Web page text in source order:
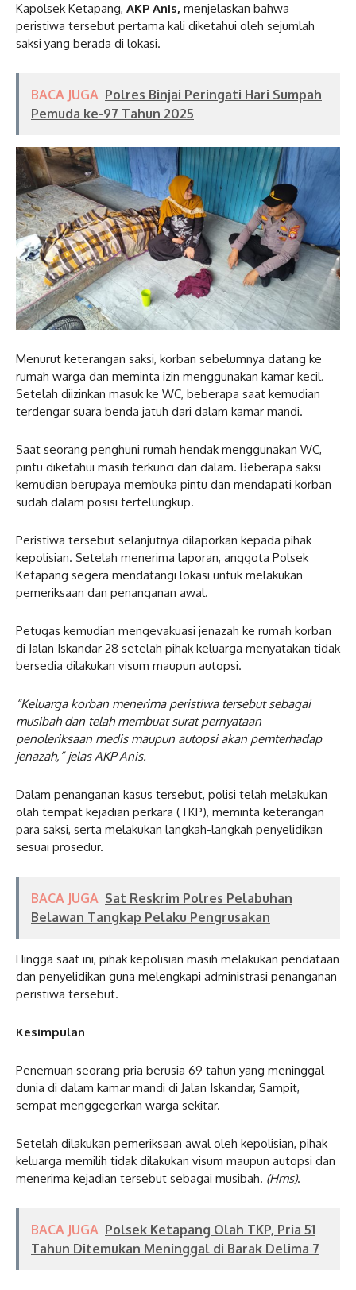
Kapolsek Ketapang, AKP Anis, menjelaskan bahwa
peristiwa tersebut pertama kali diketahui oleh sejumlah
saksi yang berada di lokasi.
BACA JUGA Polres Binjai Peringati Hari Sumpah
Pemuda ke-97 Tahun 2025
Menurut keterangan saksi, korban sebelumnya datang ke
rumah warga dan meminta izin menggunakan kamar kecil.
Setelah diizinkan masuk ke WC, beberapa saat kemudian
terdengar suara benda jatuh dari dalam kamar mandi.
Saat seorang penghuni rumah hendak menggunakan WC,
pintu diketahui masih terkunci dari dalam. Beberapa saksi
kemudian berupaya membuka pintu dan mendapati korban
sudah dalam posisi tertelungkup.
Peristiwa tersebut selanjutnya dilaporkan kepada pihak
kepolisian. Setelah menerima laporan, anggota Polsek
Ketapang segera mendatangi lokasi untuk melakukan
pemeriksaan dan penanganan awal.
Petugas kemudian mengevakuasi jenazah ke rumah korban
di Jalan Iskandar 28 setelah pihak keluarga menyatakan tidak
bersedia dilakukan visum maupun autopsi.
“Keluarga korban menerima peristiwa tersebut sebagai
musibah dan telah membuat surat pernyataan
penoleriksaan medis maupun autopsi akan pemterhadap
jenazah,” jelas AKP Anis.
Dalam penanganan kasus tersebut, polisi telah melakukan
olah tempat kejadian perkara (TKP), meminta keterangan
para saksi, serta melakukan langkah-langkah penyelidikan
sesuai prosedur.
BACA JUGA Sat Reskrim Polres Pelabuhan
Belawan Tangkap Pelaku Pengrusakan
Hingga saat ini, pihak kepolisian masih melakukan pendataan
dan penyelidikan guna melengkapi administrasi penanganan
peristiwa tersebut.
Kesimpulan
Penemuan seorang pria berusia 69 tahun yang meninggal
dunia di dalam kamar mandi di Jalan Iskandar, Sampit,
sempat menggegerkan warga sekitar.
Setelah dilakukan pemeriksaan awal oleh kepolisian, pihak
keluarga memilih tidak dilakukan visum maupun autopsi dan
menerima kejadian tersebut sebagai musibah. (Hms).
BACA JUGA Polsek Ketapang Olah TKP, Pria 51
Tahun Ditemukan Meninggal di Barak Delima 7